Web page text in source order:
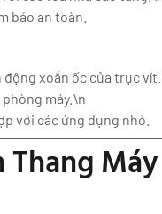
bảo an toàn.
động xoắn ốc của trục
máy.\n
với các ứng dụng nhỏ.